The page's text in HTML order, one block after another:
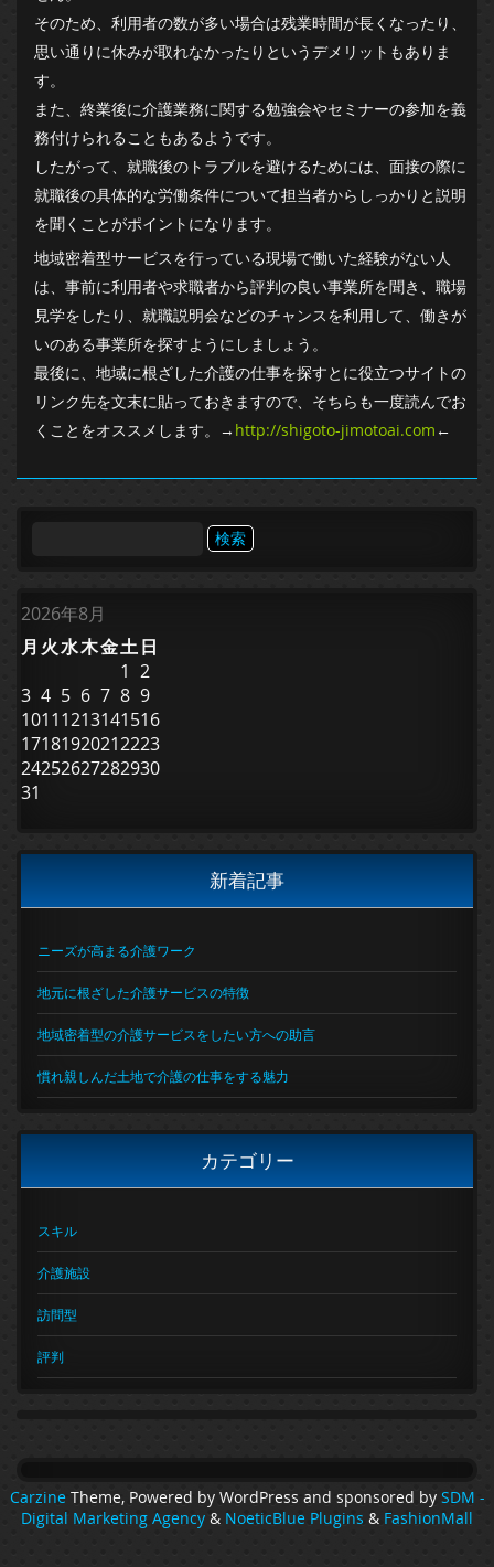
そのため、利用者の数が多い場合は残業時間が長くなったり、
思い通りに休みが取れなかったりというデメリットもありま
す。
また、終業後に介護業務に関する勉強会やセミナーの参加を義
務付けられることもあるようです。
したがって、就職後のトラブルを避けるためには、面接の際に
就職後の具体的な労働条件について担当者からしっかりと説明
を聞くことがポイントになります。
地域密着型サービスを行っている現場で働いた経験がない人
は、事前に利用者や求職者から評判の良い事業所を聞き、職場
見学をしたり、就職説明会などのチャンスを利用して、働きが
いのある事業所を探すようにしましょう。
最後に、地域に根ざした介護の仕事を探すとに役立つサイトの
リンク先を文末に貼っておきますので、そちらも一度読んでお
くことをオススメします。→ http://shigoto-jimotoai.com ←
2026年8月
月 火水木金土日
1 2
3 4 5 6 7 8 9
10111213141516
17181920212223
24252627282930
31
新着記事
ニーズが高まる介護ワーク
地元に根ざした介護サービスの特徴
地域密着型の介護サービスをしたい方への助言
慣れ親しんだ土地で介護の仕事をする魅力
カテゴリー
スキル
介護施設
訪問型
評判
Carzine Theme, Powered by WordPress and sponsored by SDM -
Digital Marketing Agency & NoeticBlue Plugins & FashionMall